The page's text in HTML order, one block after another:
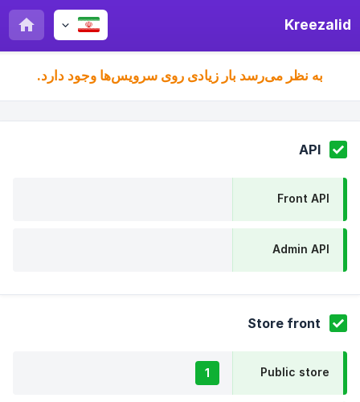
Kreezalid
به نظر می‌رسد بار زیادی روی سرویس‌ها وجود دارد.
API
Front API
Admin API
Store front
Public store
1